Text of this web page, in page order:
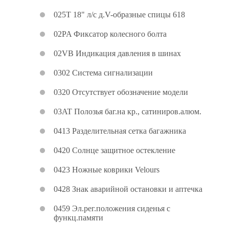
025T 18" л/с д.V-образные спицы 618
02PA Фиксатор колесного болта
02VB Индикация давления в шинах
0302 Система сигнализации
0320 Отсутствует обозначение модели
03AT Полозья баг.на кр., сатиниров.алюм.
0413 Разделительная сетка багажника
0420 Солнце защитное остекление
0423 Ножные коврики Velours
0428 Знак аварийной остановки и аптечка
0459 Эл.рег.положения сиденья с
функц.памяти